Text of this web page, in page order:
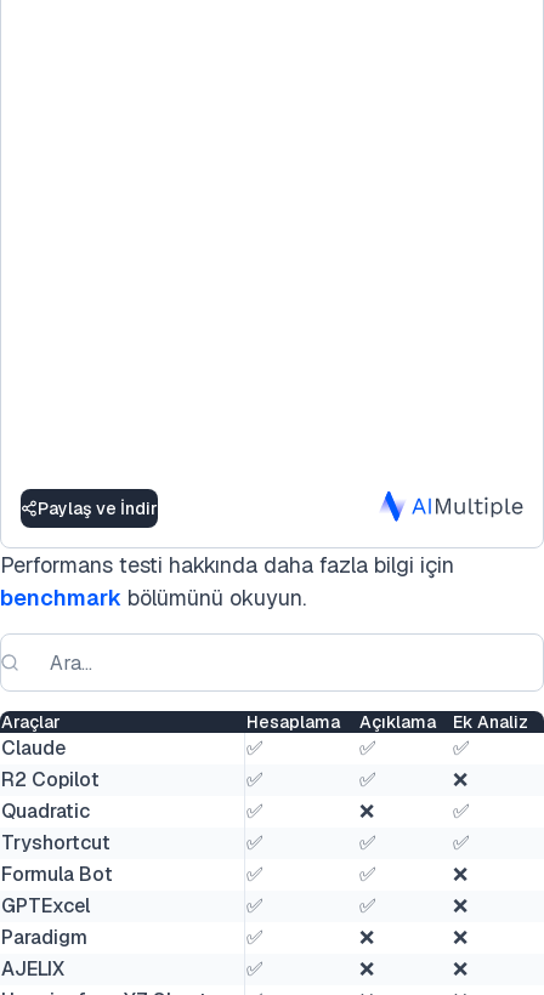
Paylaş ve İndir
Performans testi hakkında daha fazla bilgi için
benchmark bölümünü okuyun.
Araçlar Hesaplama Açıklama Ek Analiz
Claude ✅ ✅
✅
R2 Copilot
✅ ✅
❌
Quadratic
✅ ❌
✅
Tryshortcut
✅ ✅
✅
Formula Bot
✅ ✅
❌
GPTExcel
✅ ✅
❌
Paradigm
✅ ❌
❌
AJELIX
✅ ❌
❌